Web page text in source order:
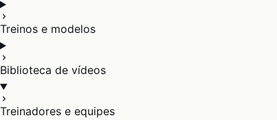
Treinos e modelos
Biblioteca de vídeos
Treinadores e equipes